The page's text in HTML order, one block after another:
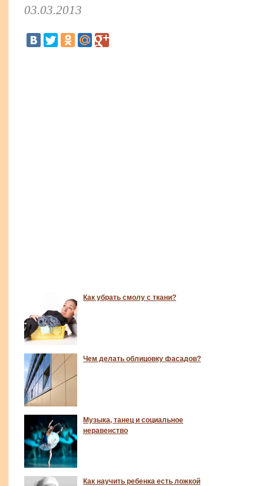
03.03.2013
Как убрать смолу с ткани?
Чем делать облицовку фасадов?
Музыка, танец и социальное
неравенство
Как научить ребенка есть ложкой